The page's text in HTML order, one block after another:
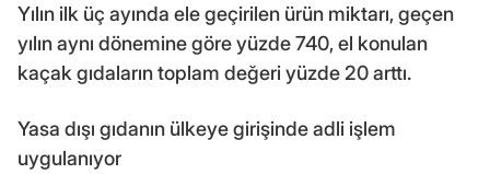
Yılın ilk üç ayında ele geçirilen ürün miktarı, geçen
yılın aynı dönemine göre yüzde 740, el konulan
kaçak gıdaların toplam değeri yüzde 20 arttı.
Yasa dışı gıdanın ülkeye girişinde adli işlem
uygulanıyor